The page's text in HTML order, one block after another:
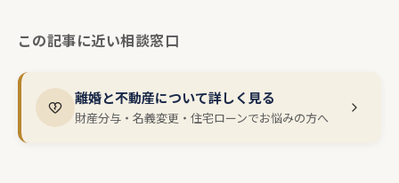
この記事に近い相談窓口
離婚と不動産について詳しく見る
財産分与・名義変更・住宅ローンでお悩みの方へ